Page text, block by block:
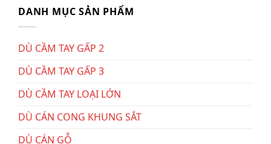
DANH MỤC SẢN PHẨM
DÙ CẦM TAY GẤP 2
DÙ CẦM TAY GẤP 3
DÙ CẦM TAY LOẠI LỚN
DÙ CÁN CONG KHUNG SẮT
DÙ CÁN GỖ